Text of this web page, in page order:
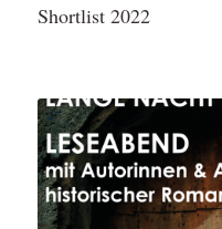
Shortlist 2022